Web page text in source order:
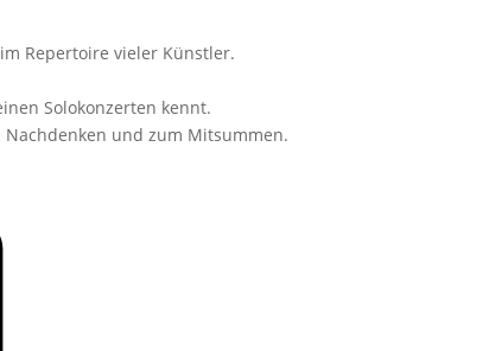
Repertoire vieler Künstler.
Solokonzerten kennt.
und zum Mitsummen.